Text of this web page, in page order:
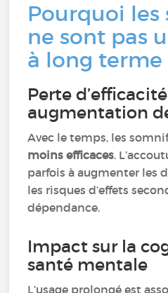
Pourquoi les
ne sont pas
à long terme
Perte
augmentation
Avec le temps, les
moins efficaces.
parfois à augmenter les
les risques d’effets
dépendance.
Impact sur la
santé mentale
L’usage prolongé est